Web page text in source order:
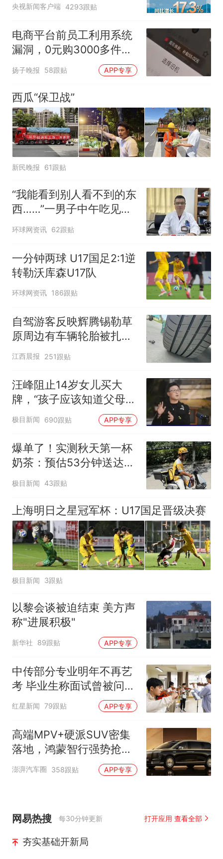
央视新闻客户端 4293跟贴
电商平台前员工利用系统
漏洞，0元购3000多件家
电！
扬子晚报 58跟贴 APP专享
西瓜“保卫战”
新民晚报 61跟贴
“我能看到别人看不到的东
西……”一男子中午吃见手
青没事，晚上再吃却出现
环球网资讯 62跟贴
一分钟两球 U17国足2:1逆
转勒沃库森U17队
环球网资讯 186跟贴
自驾游客反映辉腾锡勒草
原周边有车辆轮胎被扎，
修理店铺换胎价格高达千
元，官方发布情况通报
江西晨报 251跟贴
汪峰阻止14岁女儿买大
牌，“孩子应该知道父母的
不易”，称自己买衣服80%
极目新闻 690跟贴 APP专享
爆单了！实测秋天第一杯
奶茶：预估53分钟送达，
实际耗时92分钟
极目新闻 43跟贴
上海明日之星冠军杯：U17国足晋级决赛
极目新闻 3跟贴
以黎会谈被迫结束 美方声
称"进展积极"
新华社 89跟贴 APP专享
中传部分专业明年不再艺
考 毕业生称面试曾被问
“如何策划晚会” 专家：遏
红星新闻 79跟贴 APP专享
高端MPV+硬派SUV密集
落地，鸿蒙智行强势抢占
自主高端市场制高点
澎湃汽车圈 358跟贴 APP专享
网易热搜 每30分钟更新 打开应用 查看全部
夯实基础开新局